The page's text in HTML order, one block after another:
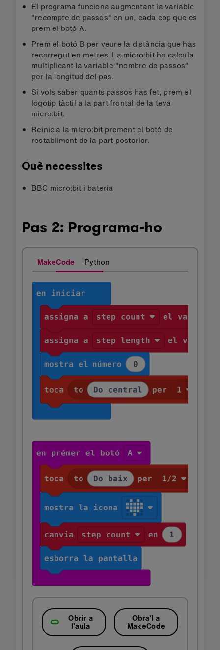
El programa funciona augmentant la variable
"recompte de passos" en un, cada cop que es
prem el botó A.
Prem el botó B per veure la distància que has
recorregut en metres. La micro:bit ho calcula
multiplicant la variable "nombre de passos"
per la longitud del pas.
Si vols saber quants passos has fet, prem el
logotip tàctil a la part frontal de la teva
micro:bit.
Reinicia la micro:bit prement el botó de
restabliment de la part posterior.
Què necessites
BBC micro:bit i bateria
Pas 2: Programa-ho
MakeCode Python
Obrir a
l'aula
Obra'l a
MakeCode